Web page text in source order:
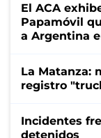
El ACA
Papamóvil
a Argentina
La Matanza:
registro
Incidentes
detenidos